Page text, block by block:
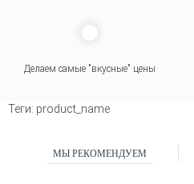
Делаем самые "вкусные" цены
Теги: product_name
МЫ РЕКОМЕНДУЕМ